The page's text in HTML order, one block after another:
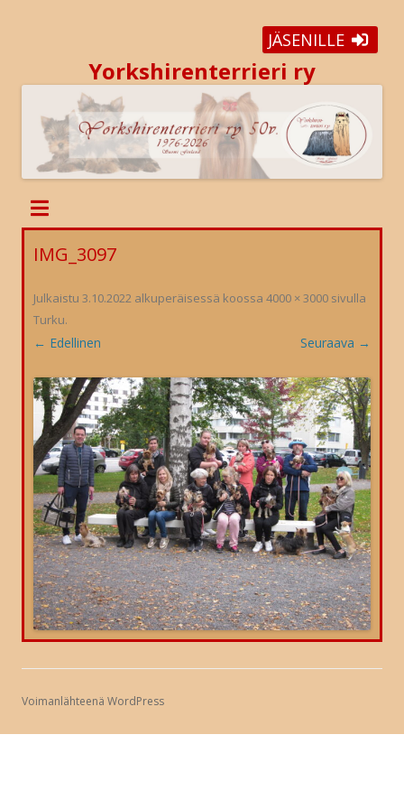
JÄSENILLE
Yorkshirenterrieri ry
IMG_3097
Julkaistu 3.10.2022 alkuperäisessä koossa 4000 × 3000 sivulla
Turku.
← Edellinen Seuraava →
Voimanlähteenä WordPress